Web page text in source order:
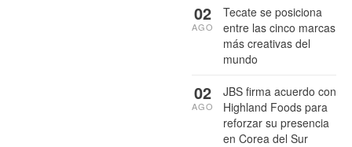
Tecate se posiciona
entre las cinco marcas
más creativas del
mundo
02
AGO
JBS firma acuerdo con
Highland Foods para
reforzar su presencia
en Corea del Sur
02
AGO